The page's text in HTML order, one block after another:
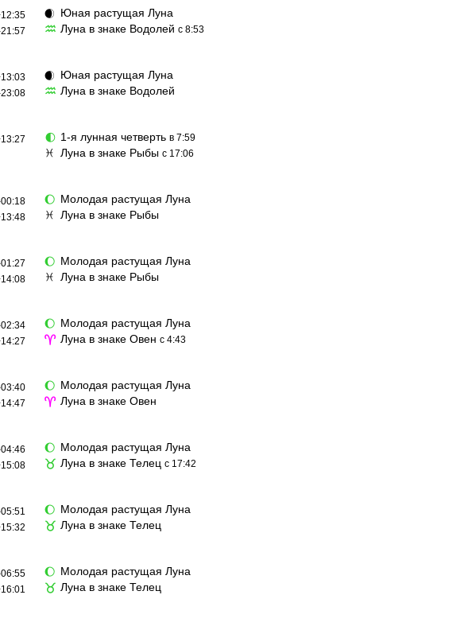
🌒 Юная растущая Луна
♒ Луна в знаке Водолей с 8:53
🌒 Юная растущая Луна
♒ Луна в знаке Водолей
🌓 1-я лунная четверть в 7:59
♓
Луна в знаке Рыбы с 17:06
🌔 Молодая растущая Луна
♓ Луна в знаке Рыбы
🌔 Молодая растущая Луна
♓ Луна в знаке Рыбы
🌔 Молодая растущая Луна
♈ Луна в знаке Овен с 4:43
🌔 Молодая растущая Луна
♈ Луна в знаке Овен
🌔 Молодая растущая Луна
♉ Луна в знаке Телец с 17:42
🌔 Молодая растущая Луна
♉ Луна в знаке Телец
🌔 Молодая растущая Луна
♉ Луна в знаке Телец